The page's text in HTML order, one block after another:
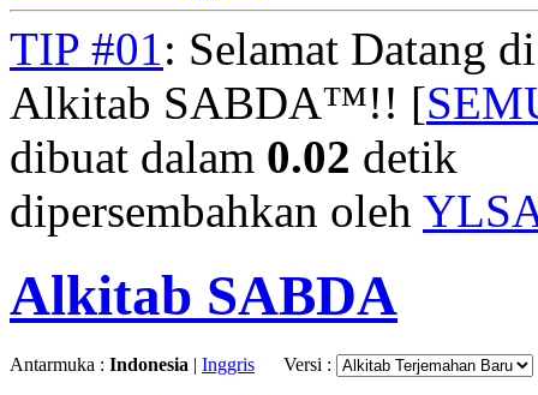
TIP #01: Selamat Datang
Alkitab SABDA™!! [
dibuat dalam 0.02 detik
dipersembahkan oleh
Alkitab SABDA
Antarmuka : Indonesia | Inggris Versi :